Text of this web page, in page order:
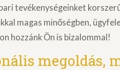
tevékenységeinket
magas minőségben,
hozzánk Ön is bizalommal!
megoldás,